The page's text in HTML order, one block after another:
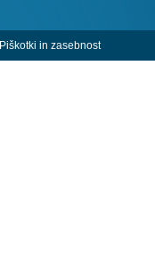
Piškotki in zasebnost